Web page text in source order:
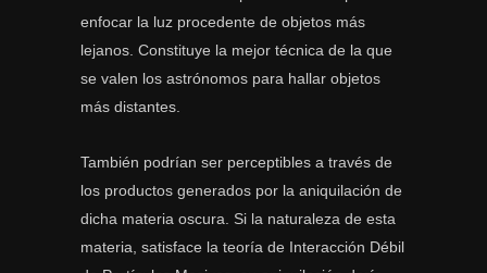
enfocar la luz procedente de objetos más
lejanos. Constituye la mejor técnica de la que
se valen los astrónomos para hallar objetos
más distantes.
También podrían ser perceptibles a través de
los productos generados por la aniquilación de
dicha materia oscura. Si la naturaleza de esta
materia, satisface la teoría de Interacción Débil